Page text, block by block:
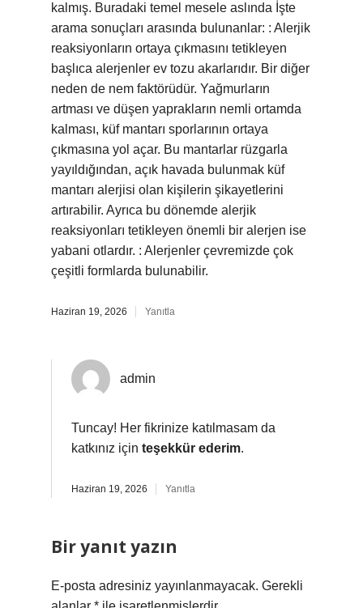
kalmış. Buradaki temel mesele aslında İşte
arama sonuçları arasında bulunanlar: : Alerjik
reaksiyonların ortaya çıkmasını tetikleyen
başlıca alerjenler ev tozu akarlarıdır. Bir diğer
neden de nem faktörüdür. Yağmurların
artması ve düşen yaprakların nemli ortamda
kalması, küf mantarı sporlarının ortaya
çıkmasına yol açar. Bu mantarlar rüzgarla
yayıldığından, açık havada bulunmak küf
mantarı alerjisi olan kişilerin şikayetlerini
artırabilir. Ayrıca bu dönemde alerjik
reaksiyonları tetikleyen önemli bir alerjen ise
yabani otlardır. : Alerjenler çevremizde çok
çeşitli formlarda bulunabilir.
Haziran 19, 2026 Yanıtla
admin
Tuncay! Her fikrinize katılmasam da
katkınız için teşekkür ederim.
Haziran 19, 2026 Yanıtla
Bir yanıt yazın
E-posta adresiniz yayınlanmayacak. Gerekli